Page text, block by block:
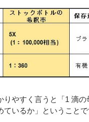
りやすく言うと「1 滴
いるか」ということで